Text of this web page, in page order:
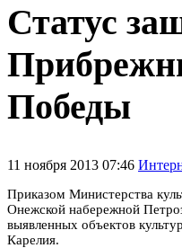
Статус
Победы
11 ноября 2013 07:46
Приказом Министерства
Онежской набережной
выявленных объектов
Карелия.